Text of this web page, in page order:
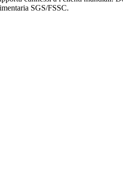
SGS/FSSC.